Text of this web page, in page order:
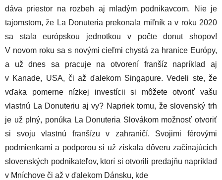
dáva priestor na rozbeh aj mladým podnikavcom. Nie je
tajomstom, že La Donuteria prekonala miľník a v roku 2020
sa stala európskou jednotkou v počte donut shopov!
V novom roku sa s novými cieľmi chystá za hranice Európy,
a už dnes sa pracuje na otvorení franšíz napríklad aj
v Kanade, USA, či až ďalekom Singapure. Vedeli ste, že
vďaka pomerne nízkej investícii si môžete otvoriť vašu
vlastnú La Donuteriu aj vy? Napriek tomu, že slovenský trh
je už plný, ponúka La Donuteria Slovákom možnosť otvoriť
si svoju vlastnú franšízu v zahraničí. Svojimi férovými
podmienkami a podporou si už získala dôveru začínajúcich
slovenských podnikateľov, ktorí si otvorili predajňu napríklad
v Mníchove či až v ďalekom Dánsku, kde